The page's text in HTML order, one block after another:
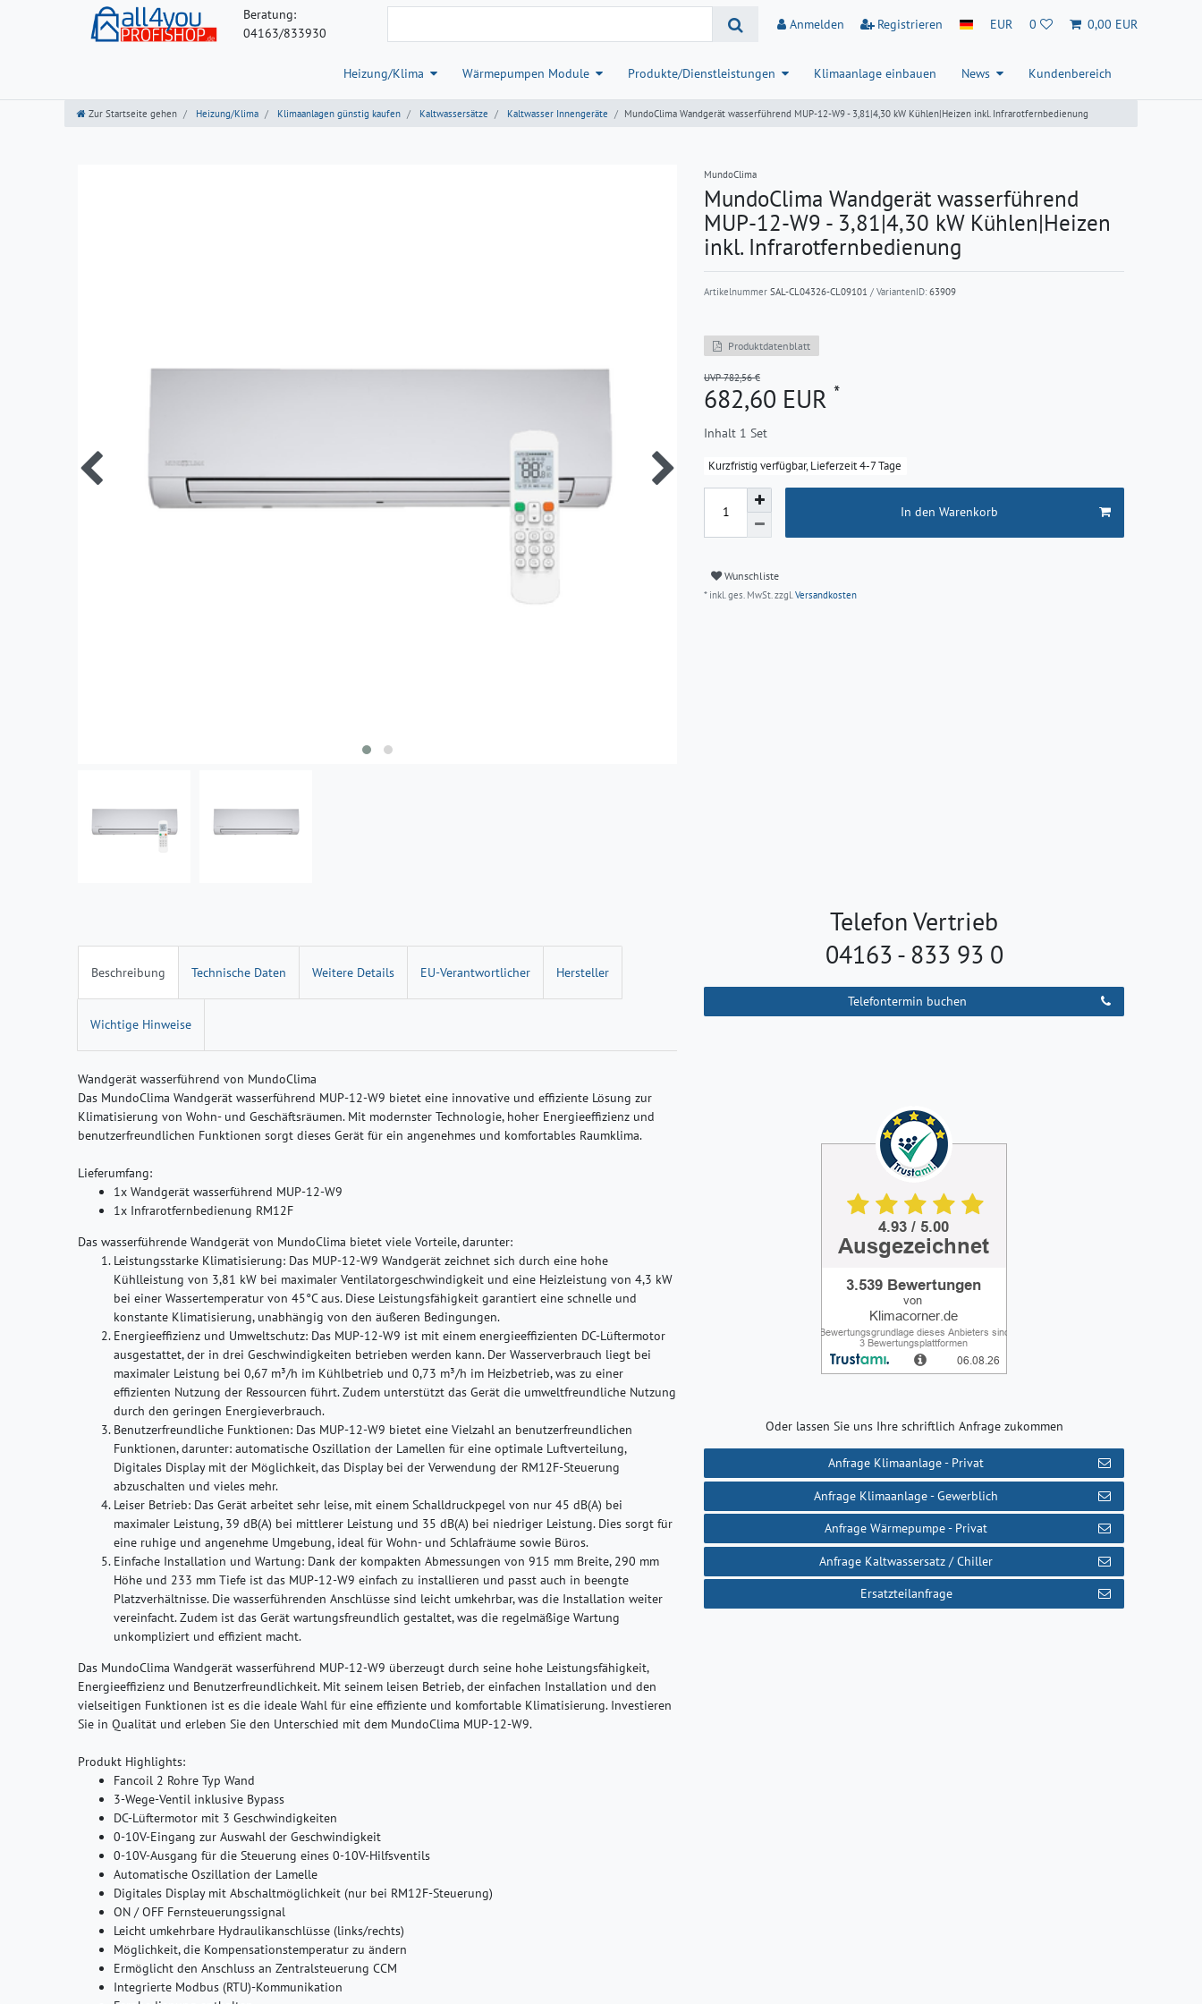
Beratung:
04163/833930
Anmelden Registrieren EUR 0 0,00 EUR
Heizung/Klima Wärmepumpen Module Produkte/Dienstleistungen Klimaanlage einbauen News Kundenbereich
Zur Startseite gehen Heizung/Klima Klimaanlagen günstig kaufen Kaltwassersätze Kaltwasser Innengeräte MundoClima Wandgerät wasserführend MUP-12-W9 - 3,81|4,30 kW Kühlen|Heizen inkl. Infrarotfernbedienung
MundoClima
MundoClima Wandgerät wasserführend
MUP-12-W9 - 3,81|4,30 kW Kühlen|Heizen
inkl. Infrarotfernbedienung
Artikelnummer SAL-CL04326-CL09101 / VariantenID: 63909
Produktdatenblatt
UVP 782,56 €
682,60 EUR *
Inhalt 1 Set
Kurzfristig verfügbar, Lieferzeit 4-7 Tage
In den Warenkorb
Wunschliste
* inkl. ges. MwSt. zzgl. Versandkosten
Beschreibung Technische Daten Weitere Details EU-Verantwortlicher Hersteller
Wichtige Hinweise
Wandgerät wasserführend von MundoClima
Das MundoClima Wandgerät wasserführend MUP-12-W9 bietet eine innovative und effiziente Lösung zur
Klimatisierung von Wohn- und Geschäftsräumen. Mit modernster Technologie, hoher Energieeffizienz und
benutzerfreundlichen Funktionen sorgt dieses Gerät für ein angenehmes und komfortables Raumklima.
Lieferumfang:
1x Wandgerät wasserführend MUP-12-W9
1x Infrarotfernbedienung RM12F
Das wasserführende Wandgerät von MundoClima bietet viele Vorteile, darunter:
Leistungsstarke Klimatisierung: Das MUP-12-W9 Wandgerät zeichnet sich durch eine hohe
Kühlleistung von 3,81 kW bei maximaler Ventilatorgeschwindigkeit und eine Heizleistung von 4,3 kW
bei einer Wassertemperatur von 45°C aus. Diese Leistungsfähigkeit garantiert eine schnelle und
konstante Klimatisierung, unabhängig von den äußeren Bedingungen.
Energieeffizienz und Umweltschutz: Das MUP-12-W9 ist mit einem energieeffizienten DC-Lüftermotor
ausgestattet, der in drei Geschwindigkeiten betrieben werden kann. Der Wasserverbrauch liegt bei
maximaler Leistung bei 0,67 m³/h im Kühlbetrieb und 0,73 m³/h im Heizbetrieb, was zu einer
effizienten Nutzung der Ressourcen führt. Zudem unterstützt das Gerät die umweltfreundliche Nutzung
durch den geringen Energieverbrauch.
Benutzerfreundliche Funktionen: Das MUP-12-W9 bietet eine Vielzahl an benutzerfreundlichen
Funktionen, darunter: automatische Oszillation der Lamellen für eine optimale Luftverteilung,
Digitales Display mit der Möglichkeit, das Display bei der Verwendung der RM12F-Steuerung
abzuschalten und vieles mehr.
Leiser Betrieb: Das Gerät arbeitet sehr leise, mit einem Schalldruckpegel von nur 45 dB(A) bei
maximaler Leistung, 39 dB(A) bei mittlerer Leistung und 35 dB(A) bei niedriger Leistung. Dies sorgt für
eine ruhige und angenehme Umgebung, ideal für Wohn- und Schlafräume sowie Büros.
Einfache Installation und Wartung: Dank der kompakten Abmessungen von 915 mm Breite, 290 mm
Höhe und 233 mm Tiefe ist das MUP-12-W9 einfach zu installieren und passt auch in beengte
Platzverhältnisse. Die wasserführenden Anschlüsse sind leicht umkehrbar, was die Installation weiter
vereinfacht. Zudem ist das Gerät wartungsfreundlich gestaltet, was die regelmäßige Wartung
unkompliziert und effizient macht.
Das MundoClima Wandgerät wasserführend MUP-12-W9 überzeugt durch seine hohe Leistungsfähigkeit,
Energieeffizienz und Benutzerfreundlichkeit. Mit seinem leisen Betrieb, der einfachen Installation und den
vielseitigen Funktionen ist es die ideale Wahl für eine effiziente und komfortable Klimatisierung. Investieren
Sie in Qualität und erleben Sie den Unterschied mit dem MundoClima MUP-12-W9.
Produkt Highlights:
Fancoil 2 Rohre Typ Wand
3-Wege-Ventil inklusive Bypass
DC-Lüftermotor mit 3 Geschwindigkeiten
0-10V-Eingang zur Auswahl der Geschwindigkeit
0-10V-Ausgang für die Steuerung eines 0-10V-Hilfsventils
Automatische Oszillation der Lamelle
Digitales Display mit Abschaltmöglichkeit (nur bei RM12F-Steuerung)
ON / OFF Fernsteuerungssignal
Leicht umkehrbare Hydraulikanschlüsse (links/rechts)
Möglichkeit, die Kompensationstemperatur zu ändern
Ermöglicht den Anschluss an Zentralsteuerung CCM
Integrierte Modbus (RTU)-Kommunikation
Telefon Vertrieb
04163 - 833 93 0
Telefontermin buchen
Oder lassen Sie uns Ihre schriftlich Anfrage zukommen
Anfrage Klimaanlage - Privat
Anfrage Klimaanlage - Gewerblich
Anfrage Wärmepumpe - Privat
Anfrage Kaltwassersatz / Chiller
Ersatzteilanfrage